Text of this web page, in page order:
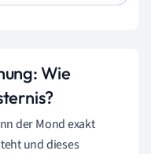
Wie
der Mond exakt
und dieses